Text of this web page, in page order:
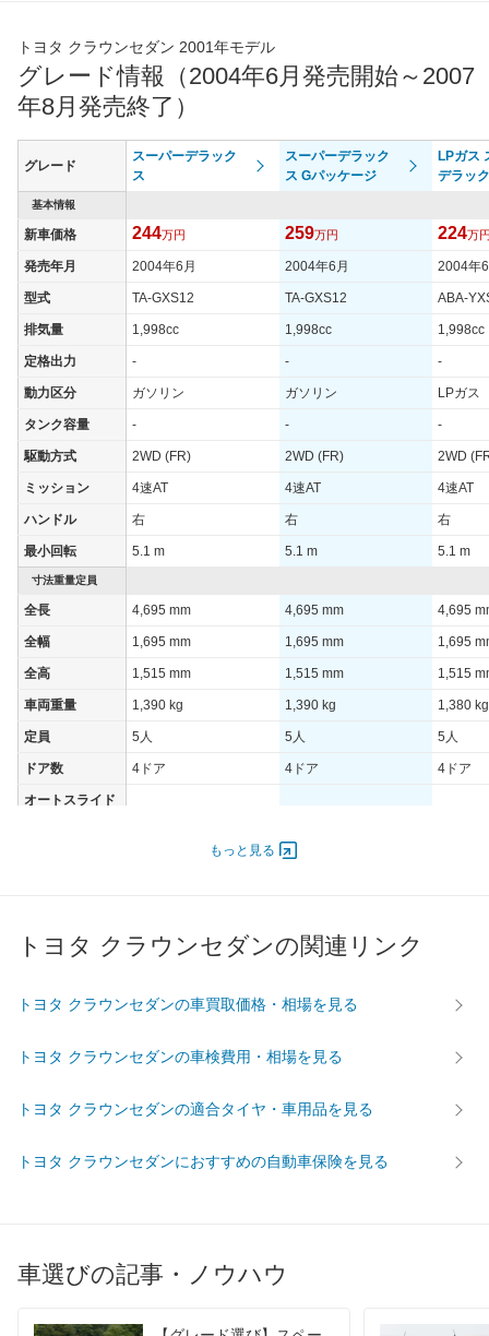
トヨタ クラウンセダン 2001年モデル
グレード情報（2004年6月発売開始～2007
年8月発売終了）
グレード
スーパーデラック
ス
スーパーデラック
ス Gパッケージ
LPガス
デラッ
基本情報
新車価格 244万円 259万円 224万
発売年月 2004年6月 2004年6月 2004年
型式 TA-GXS12 TA-GXS12 ABA-
排気量 1,998cc 1,998cc 1,998cc
定格出力 - - -
動力区分 ガソリン ガソリン LPガス
タンク容量 - - -
駆動方式 2WD (FR) 2WD (FR) 2WD
ミッション 4速AT 4速AT 4速AT
ハンドル 右 右 右
最小回転 5.1 m 5.1 m 5.1 m
寸法重量定員
全長 4,695 mm 4,695 mm 4,695
全幅 1,695 mm 1,695 mm 1,695
全高 1,515 mm 1,515 mm 1,515
車両重量 1,390 kg 1,390 kg 1,380 kg
定員 5人 5人 5人
ドア数 4ドア 4ドア 4ドア
オートスライド
過給機 - -
前輪サイズ 195/65R15 91S 5.5JJ 195/65R15 91S 5.5JJ 195/
燃費
WLTC/郊外 - -
60km定地 -
装備オプション
もっと見る
トヨタ クラウンセダンの関連リンク
トヨタ クラウンセダンの車買取価格・相場を見る
トヨタ クラウンセダンの車検費用・相場を見る
トヨタ クラウンセダンの適合タイヤ・車用品を見る
トヨタ クラウンセダンにおすすめの自動車保険を見る
車選びの記事・ノウハウ